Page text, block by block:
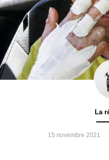
La
15 novembre 2021